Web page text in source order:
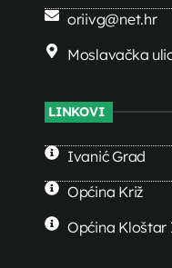
oriivg@net.hr
Moslavačka
LINKOVI
Ivanić Grad
Općina Križ
Općina Kloštar